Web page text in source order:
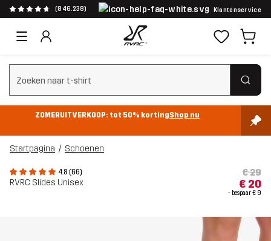
(846.238) Klantenservice
Zoeken wissen
ZOMERUITVERKOOP: tot 50% kortingShop nu
Startpagina Schoenen
4.8 (66)
RVRC Slides Unisex
€ 29
€ 20
- bespaar€ 9